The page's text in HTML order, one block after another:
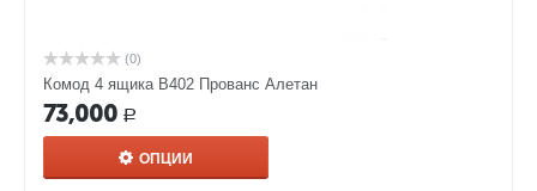
(0)
Комод 4 ящика В402 Прованс Алетан
73,000 Р
ОПЦИИ